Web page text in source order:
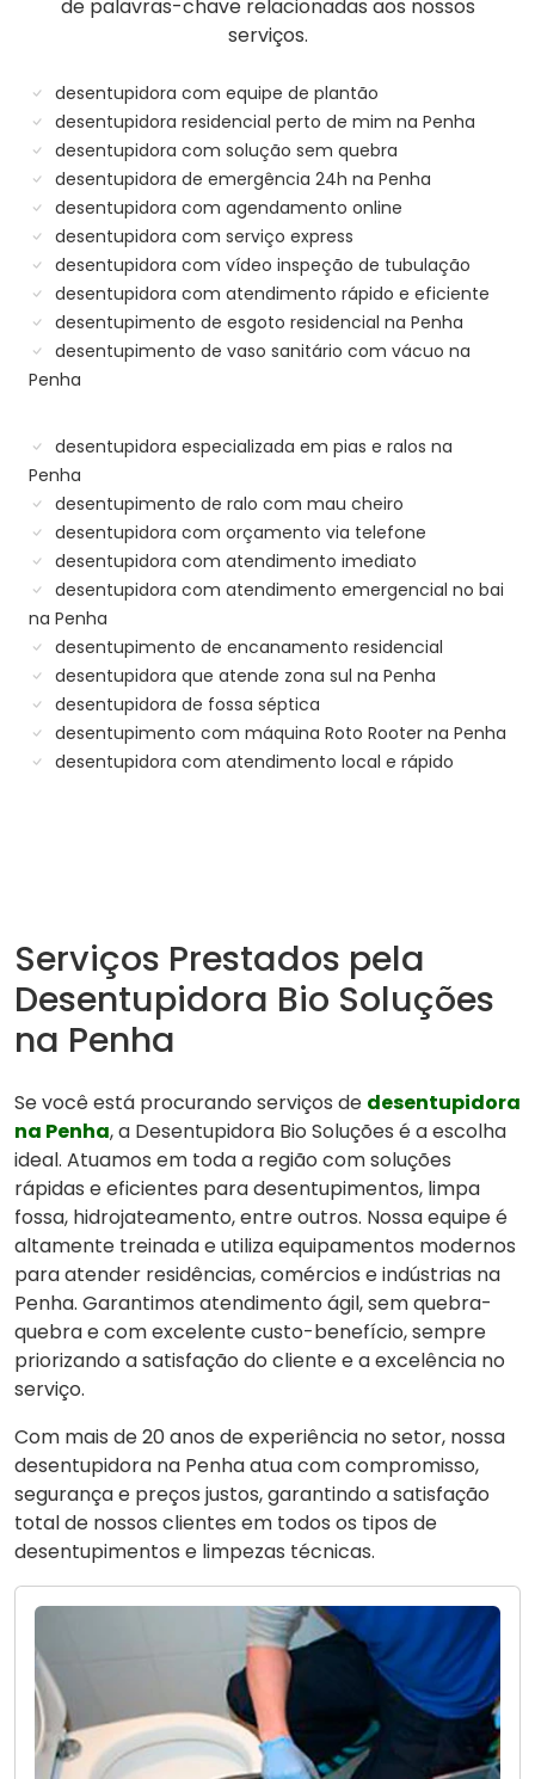
de palavras-chave relacionadas aos nossos
serviços.
desentupidora com equipe de plantão
desentupidora residencial perto de mim na Penha
desentupidora com solução sem quebra
desentupidora de emergência 24h na Penha
desentupidora com agendamento online
desentupidora com serviço express
desentupidora com vídeo inspeção de tubulação
desentupidora com atendimento rápido e eficiente
desentupimento de esgoto residencial na Penha
desentupimento de vaso sanitário com vácuo na
Penha
desentupidora especializada em pias e ralos na
Penha
desentupimento de ralo com mau cheiro
desentupidora com orçamento via telefone
desentupidora com atendimento imediato
desentupidora com atendimento emergencial no bai
na Penha
desentupimento de encanamento residencial
desentupidora que atende zona sul na Penha
desentupidora de fossa séptica
desentupimento com máquina Roto Rooter na Penha
desentupidora com atendimento local e rápido
Serviços Prestados pela
Desentupidora Bio Soluções
na Penha
Se você está procurando serviços de desentupidora
na Penha, a Desentupidora Bio Soluções é a escolha
ideal. Atuamos em toda a região com soluções
rápidas e eficientes para desentupimentos, limpa
fossa, hidrojateamento, entre outros. Nossa equipe é
altamente treinada e utiliza equipamentos modernos
para atender residências, comércios e indústrias na
Penha. Garantimos atendimento ágil, sem quebra-
quebra e com excelente custo-benefício, sempre
priorizando a satisfação do cliente e a excelência no
serviço.
Com mais de 20 anos de experiência no setor, nossa
desentupidora na Penha atua com compromisso,
segurança e preços justos, garantindo a satisfação
total de nossos clientes em todos os tipos de
desentupimentos e limpezas técnicas.